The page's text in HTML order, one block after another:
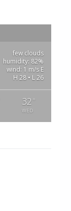
few clouds
humidity: 82%
wind: 1 m/s E
H 28 • L 26
32 °
WED